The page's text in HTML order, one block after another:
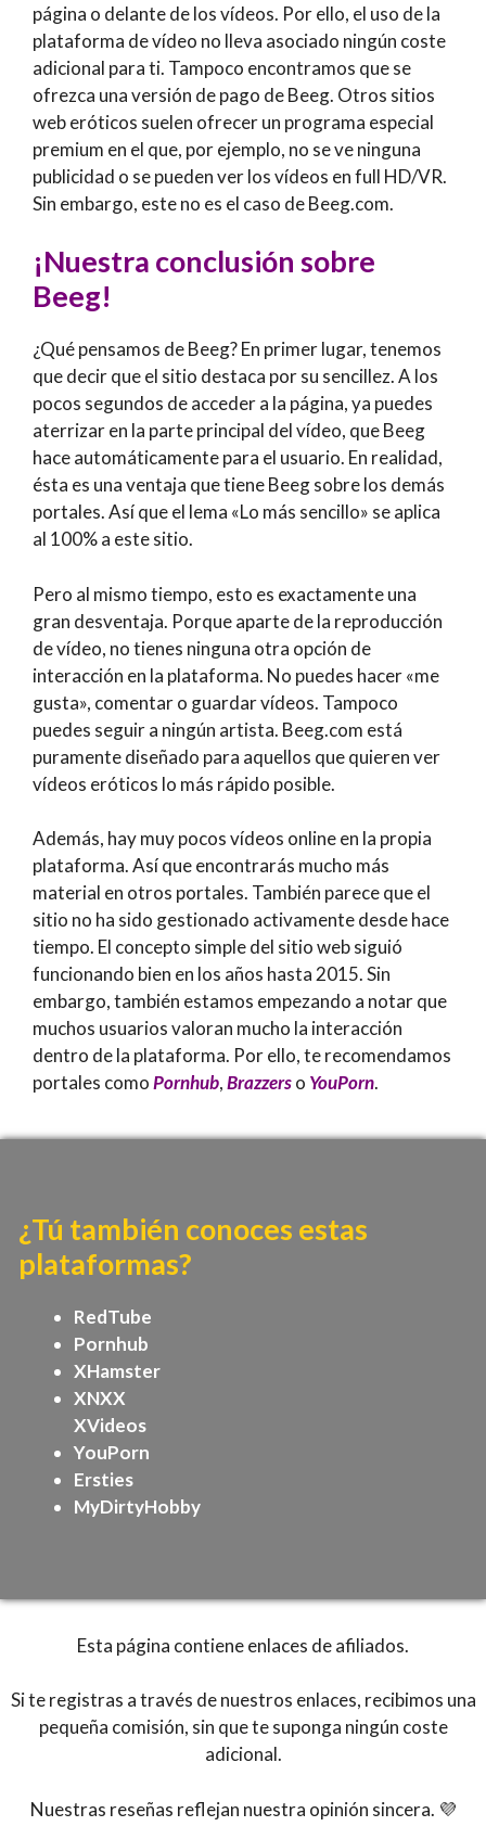
página o delante de los vídeos. Por ello, el uso de la
plataforma de vídeo no lleva asociado ningún coste
adicional para ti. Tampoco encontramos que se
ofrezca una versión de pago de Beeg. Otros sitios
web eróticos suelen ofrecer un programa especial
premium en el que, por ejemplo, no se ve ninguna
publicidad o se pueden ver los vídeos en full HD/VR.
Sin embargo, este no es el caso de Beeg.com.
¡Nuestra conclusión sobre
Beeg!
¿Qué pensamos de Beeg? En primer lugar, tenemos
que decir que el sitio destaca por su sencillez. A los
pocos segundos de acceder a la página, ya puedes
aterrizar en la parte principal del vídeo, que Beeg
hace automáticamente para el usuario. En realidad,
ésta es una ventaja que tiene Beeg sobre los demás
portales. Así que el lema «Lo más sencillo» se aplica
al 100% a este sitio.
Pero al mismo tiempo, esto es exactamente una
gran desventaja. Porque aparte de la reproducción
de vídeo, no tienes ninguna otra opción de
interacción en la plataforma. No puedes hacer «me
gusta», comentar o guardar vídeos. Tampoco
puedes seguir a ningún artista. Beeg.com está
puramente diseñado para aquellos que quieren ver
vídeos eróticos lo más rápido posible.
Además, hay muy pocos vídeos online en la propia
plataforma. Así que encontrarás mucho más
material en otros portales. También parece que el
sitio no ha sido gestionado activamente desde hace
tiempo. El concepto simple del sitio web siguió
funcionando bien en los años hasta 2015. Sin
embargo, también estamos empezando a notar que
muchos usuarios valoran mucho la interacción
dentro de la plataforma. Por ello, te recomendamos
portales comoPornhub,Brazzerso YouPorn.
¿Tú también conoces estas
plataformas?
RedTube
Pornhub
XHamster
XNXX
XVideos
YouPorn
Ersties
MyDirtyHobby
Esta página contiene enlaces de afiliados.
Si te registras a través de nuestros enlaces, recibimos una
pequeña comisión, sin que te suponga ningún coste
adicional.
Nuestras reseñas reflejan nuestra opinión sincera. 💜